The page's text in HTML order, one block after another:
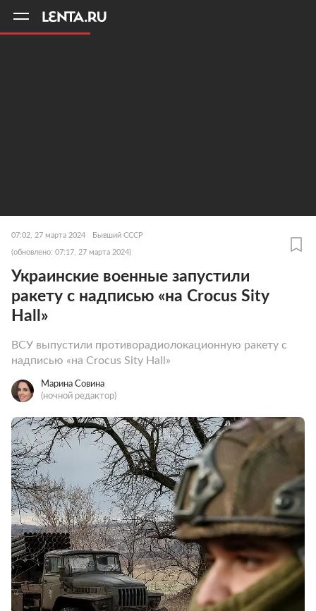
07:02, 27 марта 2024 Бывший СССР
(обновлено: 07:17, 27 марта 2024)
Украинские военные запустили
ракету с надписью «на Crocus Sity
Hall»
ВСУ выпустили противорадиолокационную ракету с
надписью «на Crocus Sity Hall»
Марина Совина
(ночной редактор)